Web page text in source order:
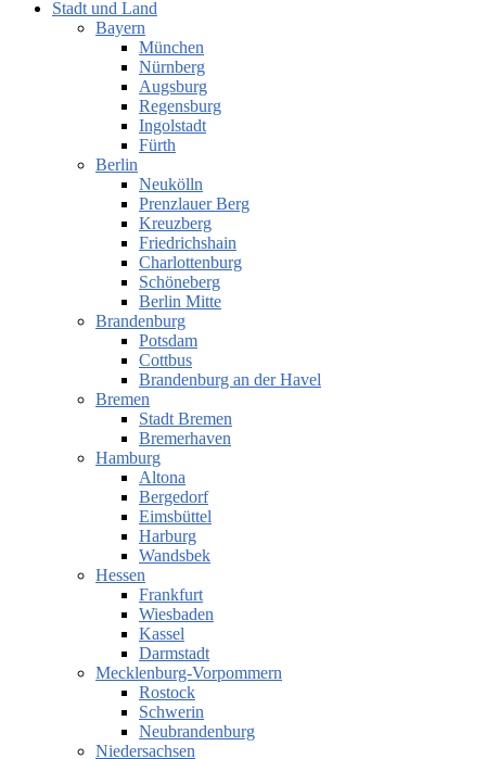
Stadt und Land
Bayern
München
Nürnberg
Augsburg
Regensburg
Ingolstadt
Fürth
Berlin
Neukölln
Prenzlauer Berg
Kreuzberg
Friedrichshain
Charlottenburg
Schöneberg
Berlin Mitte
Brandenburg
Potsdam
Cottbus
Brandenburg an der Havel
Bremen
Stadt Bremen
Bremerhaven
Hamburg
Altona
Bergedorf
Eimsbüttel
Harburg
Wandsbek
Hessen
Frankfurt
Wiesbaden
Kassel
Darmstadt
Mecklenburg-Vorpommern
Rostock
Schwerin
Neubrandenburg
Niedersachsen